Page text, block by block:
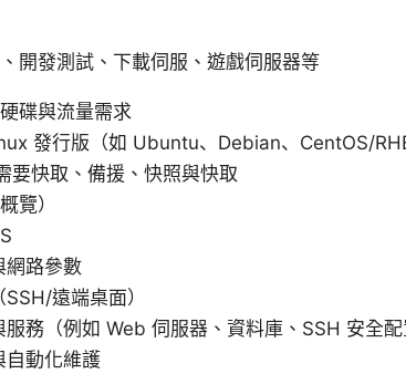
開發測試、下載伺服、遊戲伺服器等
碟與流量需求
發行版（如 Ubuntu、Debian、CentOS/
要快取、備援、快照與快取
覽）
網路參數
遠端桌面）
務（例如 Web 伺服器、資料庫、SSH 安全配
自動化維護